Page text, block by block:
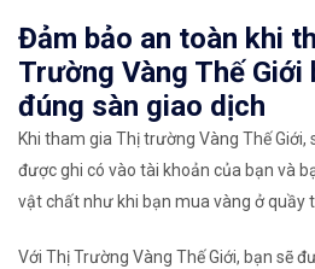
Đảm bảo an toàn khi
Trường Vàng Thế Giới
đúng sàn giao dịch
Khi tham gia Thị trường Vàng Thế Giới,
được ghi có vào tài khoản của bạn và
vật chất như khi bạn mua vàng ở quầy
Với Thị Trường Vàng Thế Giới, bạn sẽ